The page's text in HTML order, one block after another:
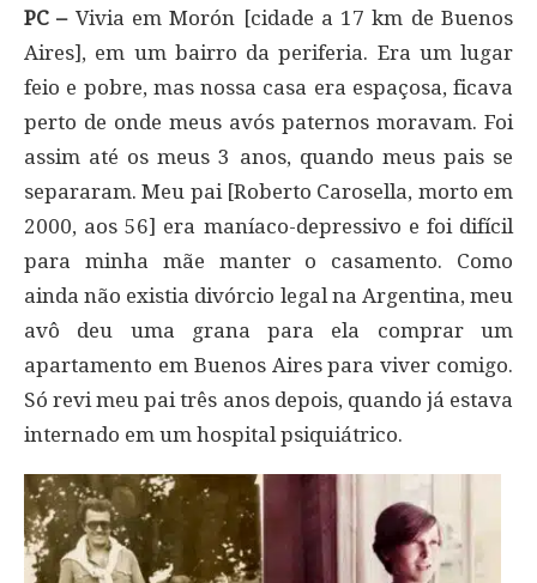
PC –Vivia em Morón [cidade a 17 km de Buenos
Aires], em um bairro da periferia. Era um lugar
feio e pobre, mas nossa casa era espaçosa, ficava
perto de onde meus avós paternos moravam. Foi
assim até os meus 3 anos, quando meus pais se
separaram. Meu pai [Roberto Carosella, morto em
2000, aos 56] era maníaco-depressivo e foi difícil
para minha mãe manter o casamento. Como
ainda não existia divórcio legal na Argentina, meu
avô deu uma grana para ela comprar um
apartamento em Buenos Aires para viver comigo.
Só revi meu pai três anos depois, quando já estava
internado em um hospital psiquiátrico.